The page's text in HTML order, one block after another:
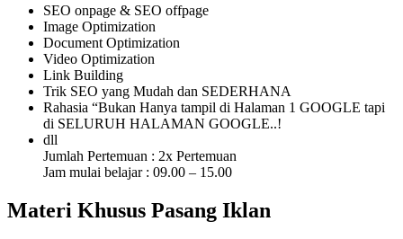
SEO onpage & SEO offpage
Image Optimization
Document Optimization
Video Optimization
Link Building
Trik SEO yang Mudah dan SEDERHANA
Rahasia “Bukan Hanya tampil di Halaman 1 GOOGLE tapi
di SELURUH HALAMAN GOOGLE..!
dll
Jumlah Pertemuan : 2x Pertemuan
Jam mulai belajar : 09.00 – 15.00
Materi Khusus Pasang Iklan